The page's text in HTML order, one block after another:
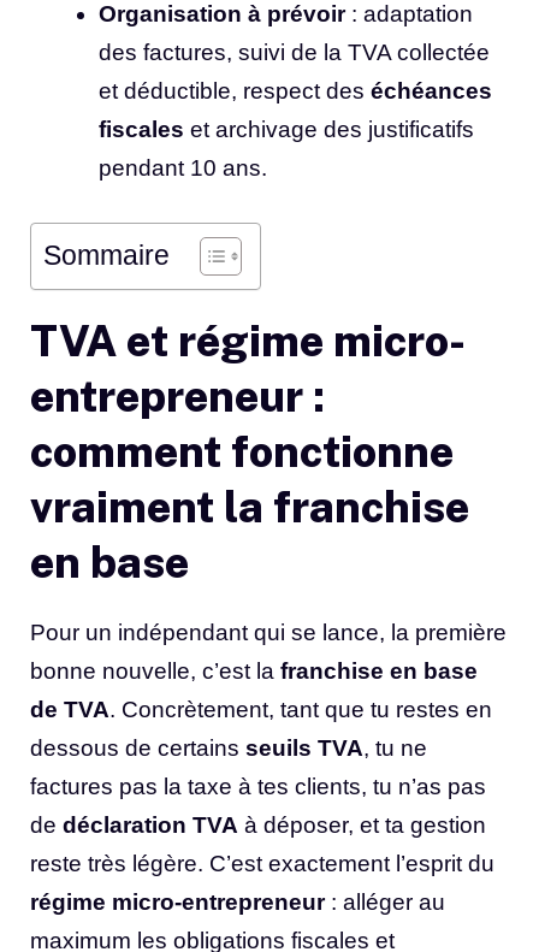
Organisation à prévoir: adaptation
des factures, suivi de la TVA collectée
et déductible, respect des échéances
fiscales et archivage des justificatifs
pendant 10 ans.
Sommaire
TVA et régime micro-
entrepreneur :
comment fonctionne
vraiment la franchise
en base
Pour un indépendant qui se lance, la première
bonne nouvelle, c’est la franchise en base
de TVA. Concrètement, tant que tu restes en
dessous de certains seuils TVA, tu ne
factures pas la taxe à tes clients, tu n’as pas
de déclaration TVA à déposer, et ta gestion
reste très légère. C’est exactement l’esprit du
régime micro-entrepreneur: alléger au
maximum les obligations fiscales et